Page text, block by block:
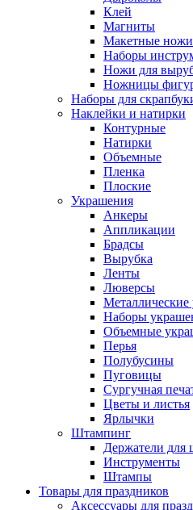
Клей
Магниты
Макетные ножи
Наборы
Ножи для
Ножницы
Наборы для
Наклейки и натирки
Контурные
Натирки
Объемные
Пленка
Плоские
Украшения
Анкеры
Аппликации
Брадсы
Вырубка
Ленты
Люверсы
Наборы
Объемные
Перья
Полубусины
Пуговицы
Сургучная
Цветы и листья
Ярлычки
Штампинг
Держатели для
Инструменты
Штампы
Товары для праздников
Аксессуары для